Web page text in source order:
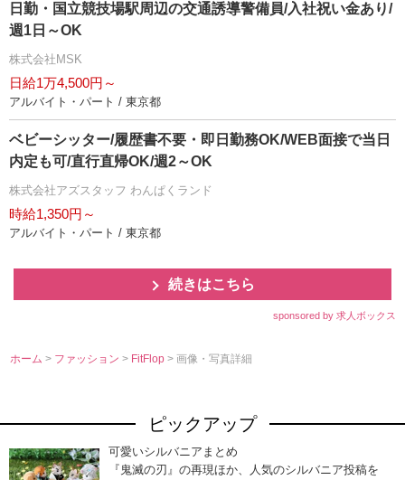
日勤・国立競技場駅周辺の交通誘導警備員/入社祝い金あり/
週1日～OK
株式会社MSK
日給1万4,500円～
アルバイト・パート / 東京都
ベビーシッター/履歴書不要・即日勤務OK/WEB面接で当日
内定も可/直行直帰OK/週2～OK
株式会社アズスタッフ わんぱくランド
時給1,350円～
アルバイト・パート / 東京都
続きはこちら
sponsored by 求人ボックス
ホーム > ファッション> FitFlop> 画像・写真詳細
ピックアップ
可愛いシルバニアまとめ
『鬼滅の刃』の再現ほか、人気のシルバニア投稿を